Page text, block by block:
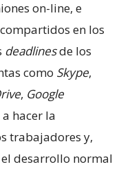
on-line, e
en los
deadlinesde los
como Skype,
, Google
hacer la
trabajadores y,
desarrollo normal